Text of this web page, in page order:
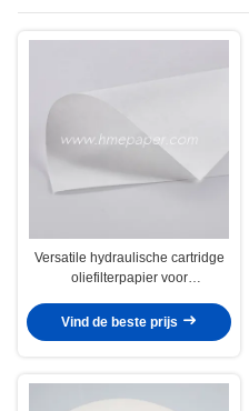
Versatile hydraulische cartridge
oliefilterpapier voor
Vind de beste prijs